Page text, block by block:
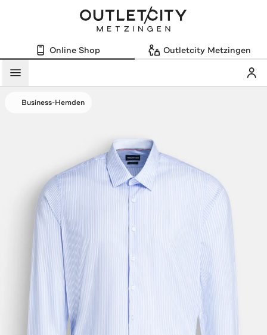
Online Shop Outletcity Metzingen
Menü
Business-Hemden